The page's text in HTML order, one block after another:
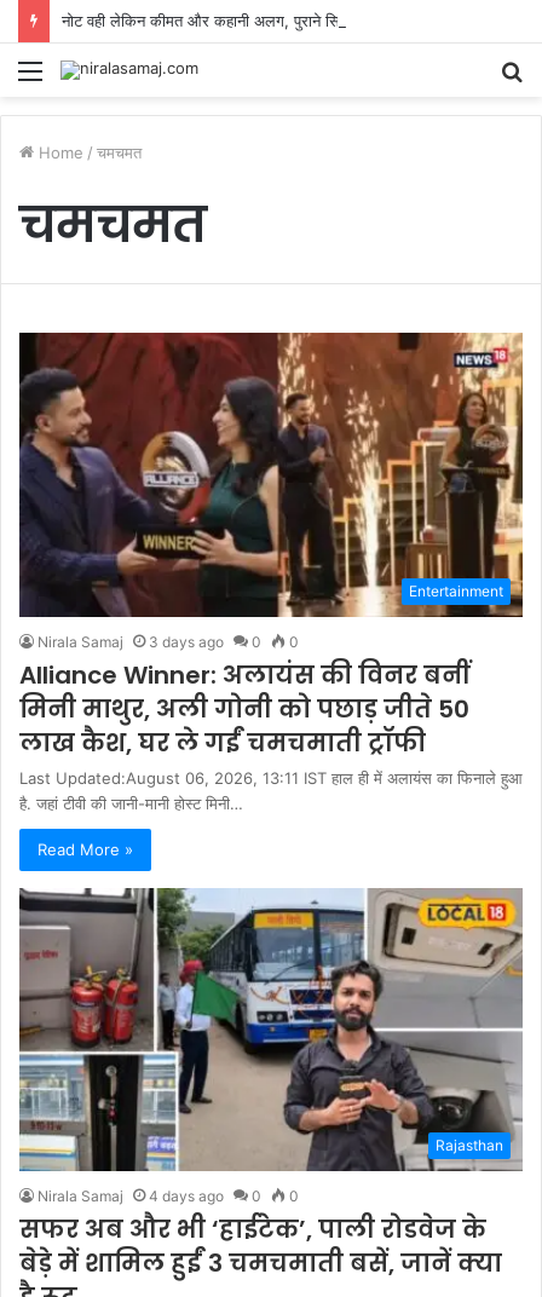
Menu
Home / चमचमत
चमचमत
Entertainment
Nirala Samaj 3 days ago 0 0
Alliance Winner: अलायंस की विनर बनीं
मिनी माथुर, अली गोनी को पछाड़ जीते 50
लाख कैश, घर ले गईं चमचमाती ट्रॉफी
Last Updated:August 06, 2026, 13:11 IST हाल ही में अलायंस का फिनाले हुआ
है. जहां टीवी की जानी-मानी होस्ट मिनी…
Read More »
Rajasthan
Nirala Samaj 4 days ago 0 0
सफर अब और भी ‘हाईटेक’, पाली रोडवेज के
बेड़े में शामिल हुईं 3 चमचमाती बसें, जानें क्या